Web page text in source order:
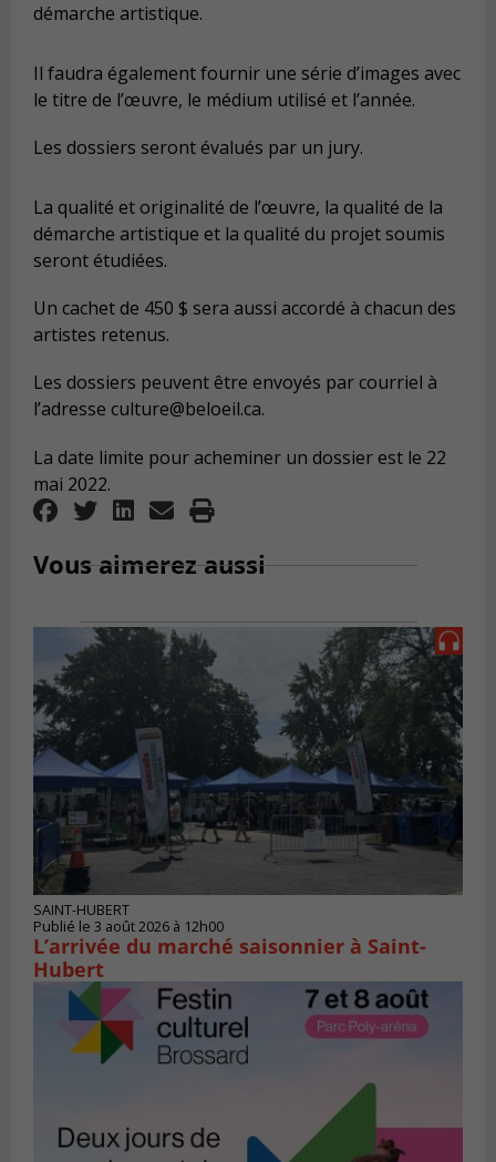
démarche artistique.
Il faudra également fournir une série d’images avec
le titre de l’œuvre, le médium utilisé et l’année.
Les dossiers seront évalués par un jury.
La qualité et originalité de l’œuvre, la qualité de la
démarche artistique et la qualité du projet soumis
seront étudiées.
Un cachet de 450 $ sera aussi accordé à chacun des
artistes retenus.
Les dossiers peuvent être envoyés par courriel à
l’adresse culture@beloeil.ca.
La date limite pour acheminer un dossier est le 22
mai 2022.
Vous aimerez aussi
SAINT-HUBERT
Publié le 3 août 2026 à 12h00
L’arrivée du marché saisonnier à Saint-
Hubert